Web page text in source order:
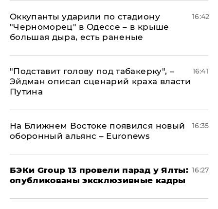
Оккупанты ударили по стадиону
"Черноморец" в Одессе – в крыше
большая дыра, есть раненые
16:42
​"Подставит голову под табакерку", –
Эйдман описал сценарий краха власти
Путина
16:41
На Ближнем Востоке появился новый
оборонный альянс – Euronews
16:35
​БЭКи Group 13 провели парад у Ялты:
опубликованы эксклюзивные кадры
16:27